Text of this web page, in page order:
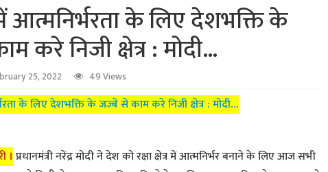
में आत्मनिर्भरता के लिए देशभक्ति के
करे निजी क्षेत्र : मोदी…
25, 2022 49 Views
के लिए देशभक्ति के जज्बे से काम करे निजी क्षेत्र : मोदी…
। प्रधानमंत्री नरेंद्र मोदी ने देश को रक्षा क्षेत्र में आत्मनिर्भर बनाने के लिए आज सभी